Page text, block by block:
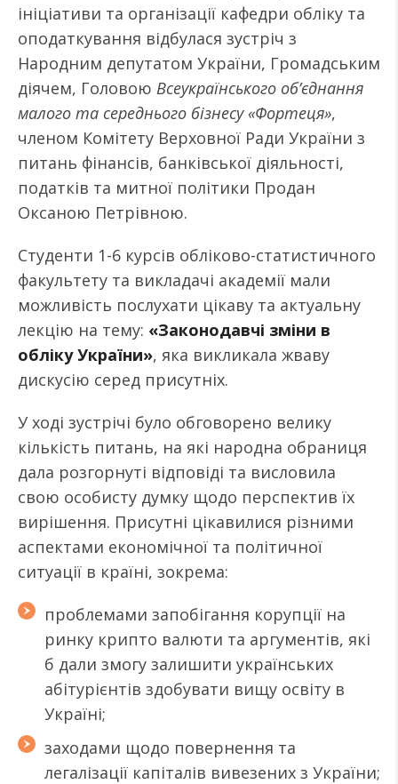
ініціативи та організації кафедри обліку та
оподаткування відбулася зустріч з
Народним депутатом України, Громадським
діячем, Головою Всеукраїнського об’єднання
малого та середнього бізнесу «Фортеця»,
членом Комітету Верховної Ради України з
питань фінансів, банківської діяльності,
податків та митної політики Продан
Оксаною Петрівною.
Студенти 1-6 курсів обліково-статистичного
факультету та викладачі академії мали
можливість послухати цікаву та актуальну
лекцію на тему: «Законодавчі зміни в
обліку України», яка викликала жваву
дискусію серед присутніх.
У ході зустрічі було обговорено велику
кількість питань, на які народна обраниця
дала розгорнуті відповіді та висловила
свою особисту думку щодо перспектив їх
вирішення. Присутні цікавилися різними
аспектами економічної та політичної
ситуації в країні, зокрема:
проблемами запобігання корупції на
ринку крипто валюти та аргументів, які
б дали змогу залишити українських
абітурієнтів здобувати вищу освіту в
Україні;
заходами щодо повернення та
легалізації капіталів вивезених з України;